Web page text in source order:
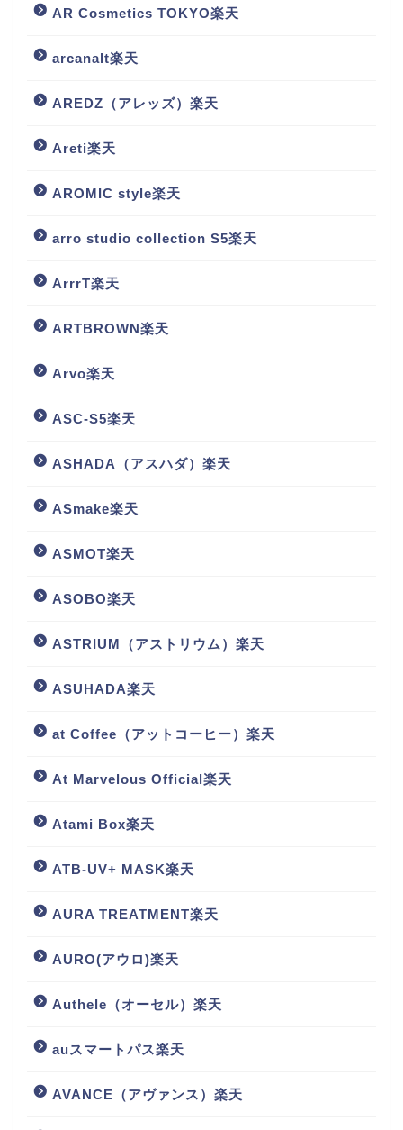
AR Cosmetics TOKYO楽天
arcanalt楽天
AREDZ（アレッズ）楽天
Areti楽天
AROMIC style楽天
arro studio collection S5楽天
ArrrT楽天
ARTBROWN楽天
Arvo楽天
ASC-S5楽天
ASHADA（アスハダ）楽天
ASmake楽天
ASMOT楽天
ASOBO楽天
ASTRIUM（アストリウム）楽天
ASUHADA楽天
at Coffee（アットコーヒー）楽天
At Marvelous Official楽天
Atami Box楽天
ATB-UV+ MASK楽天
AURA TREATMENT楽天
AURO(アウロ)楽天
Authele（オーセル）楽天
auスマートパス楽天
AVANCE（アヴァンス）楽天